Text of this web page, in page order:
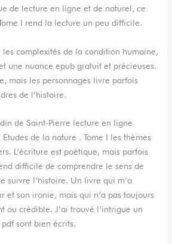
de lecture en ligne et de naturel, ce
I rend la lecture un peu difficile.
complexités de la condition humaine,
une nuance epub gratuit et précieuses.
mais les personnages livre parfois
de l’histoire.
de Saint-Pierre lecture en ligne
de la nature . Tome I les thèmes
L’écriture est poétique, mais parfois
difficile de comprendre le sens de
suivre l’histoire. Un livre qui m’a
et son ironie, mais qui n’a pas toujours
ou crédible. J’ai trouvé l’intrigue un
sont bien écrits.